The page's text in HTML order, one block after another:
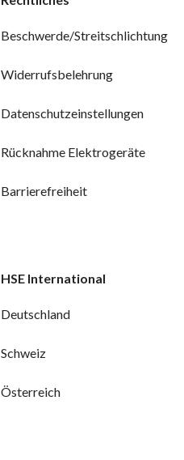
Beschwerde/Streitschlichtung
Widerrufsbelehrung
Datenschutzeinstellungen
Rücknahme Elektrogeräte
Barrierefreiheit
HSE International
Deutschland
Schweiz
Österreich